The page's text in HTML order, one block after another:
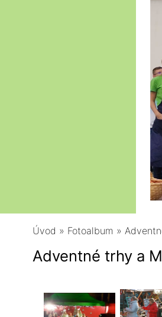
Úvod » Fotoalbum »
Adventné trhy a